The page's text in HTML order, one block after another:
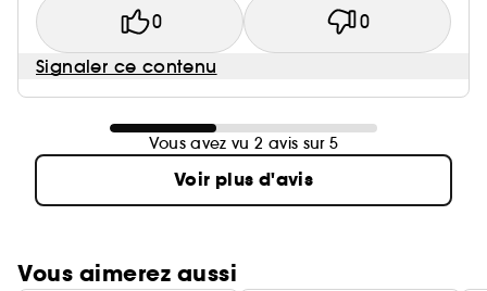
0 0
Signaler ce contenu
Vous avez vu 2 avis sur 5
Voir plus d'avis
Vous aimerez aussi